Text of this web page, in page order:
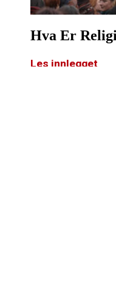
Hva Er
Les innlegget